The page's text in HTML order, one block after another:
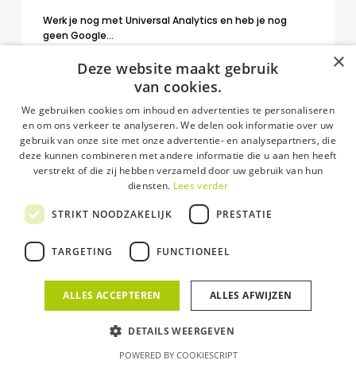
Werk je nog met Universal Analytics en heb je nog
geen Google…
23 mei 2022
DESIGNED BYPSG CREATIVE
×
Deze website maakt gebruik
van cookies.
We gebruiken cookies om inhoud en advertenties te personaliseren
en om ons verkeer te analyseren. We delen ook informatie over uw
gebruik van onze site met onze advertentie- en analysepartners, die
deze kunnen combineren met andere informatie die u aan hen heeft
verstrekt of die zij hebben verzameld door uw gebruik van hun
diensten. Lees verder
STRIKT NOODZAKELIJK PRESTATIE
TARGETING FUNCTIONEEL
ALLES ACCEPTEREN ALLES AFWIJZEN
DETAILS WEERGEVEN
POWERED BY COOKIESCRIPT